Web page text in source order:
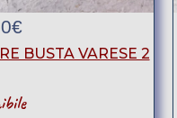
€
BUSTA VARESE 2